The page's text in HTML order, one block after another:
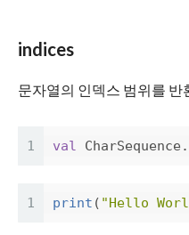
indices
문자열의 인덱스 범위를 반
1 val CharSequence .
1 print ( "Hello